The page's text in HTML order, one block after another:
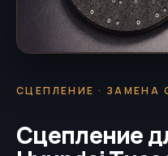
СЦЕПЛЕНИЕ · ЗАМЕНА
Сцепление